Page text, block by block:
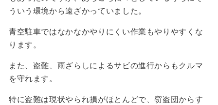
ういう環境から遠ざかっていました。
青空駐車ではなかなかやりにくい作業もやりやすくな
ります。
また、盗難、雨ざらしによるサビの進行からもクルマ
を守れます。
特に盗難は現状やられ損がほとんどで、窃盗団からす